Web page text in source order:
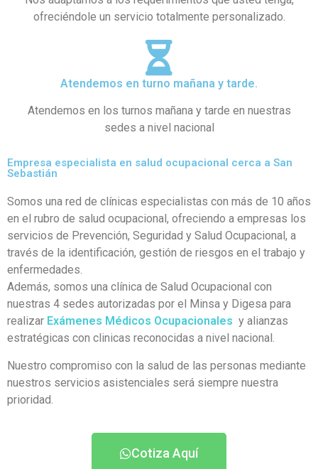
ofreciéndole un servicio totalmente personalizado.
Atendemos en turno mañana y tarde.
Atendemos en los turnos mañana y tarde en nuestras
sedes a nivel nacional
Empresa especialista en salud ocupacional cerca a San
Sebastián
Somos una red de clínicas especialistas con más de 10 años
en el rubro de salud ocupacional, ofreciendo a empresas los
servicios de Prevención, Seguridad y Salud Ocupacional, a
través de la identificación, gestión de riesgos en el trabajo y
enfermedades.
Además, somos una clínica de Salud Ocupacional con
nuestras 4 sedes autorizadas por el Minsa y Digesa para
realizar Exámenes Médicos Ocupacionales y alianzas
estratégicas con clinicas reconocidas a nivel nacional.
Nuestro compromiso con la salud de las personas mediante
nuestros servicios asistenciales será siempre nuestra
prioridad.
Cotiza Aquí